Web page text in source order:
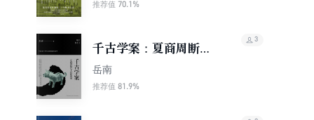
推荐值 70.1%
千古学案：夏商周断代
工程解密记
岳南
推荐值 81.9%
3